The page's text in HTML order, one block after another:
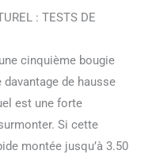
: TESTS DE
cinquième bougie
de hausse
est une forte
Si cette
montée jusqu’à 3.50